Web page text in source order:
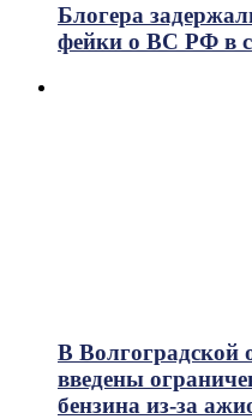
Блогера
фейки о ВС РФ в
В Волгоградской
введены
бензина из-за